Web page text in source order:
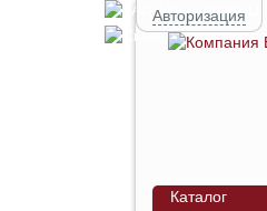
Авторизация
Каталог